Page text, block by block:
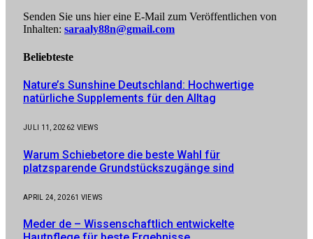
Senden Sie uns hier eine E-Mail zum Veröffentlichen von
Inhalten: saraaly88n@gmail.com
Beliebteste
Nature’s Sunshine Deutschland: Hochwertige
natürliche Supplements für den Alltag
JULI 11, 20262 VIEWS
Warum Schiebetore die beste Wahl für
platzsparende Grundstückszugänge sind
APRIL 24, 20261 VIEWS
Meder de – Wissenschaftlich entwickelte